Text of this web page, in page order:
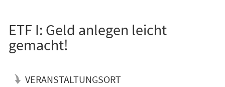
ETF I: Geld anlegen leicht
gemacht!
VERANSTALTUNGSORT